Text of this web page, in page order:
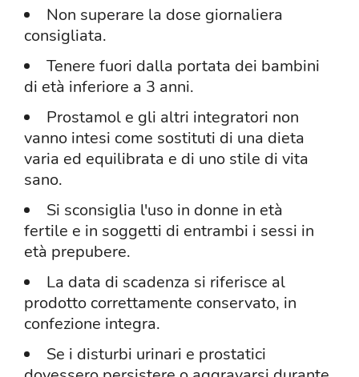
Non superare la dose giornaliera
consigliata.
Tenere fuori dalla portata dei bambini
di età inferiore a 3 anni.
Prostamol e gli altri integratori non
vanno intesi come sostituti di una dieta
varia ed equilibrata e di uno stile di vita
sano.
Si sconsiglia l'uso in donne in età
fertile e in soggetti di entrambi i sessi in
età prepubere.
La data di scadenza si riferisce al
prodotto correttamente conservato, in
confezione integra.
Se i disturbi urinari e prostatici